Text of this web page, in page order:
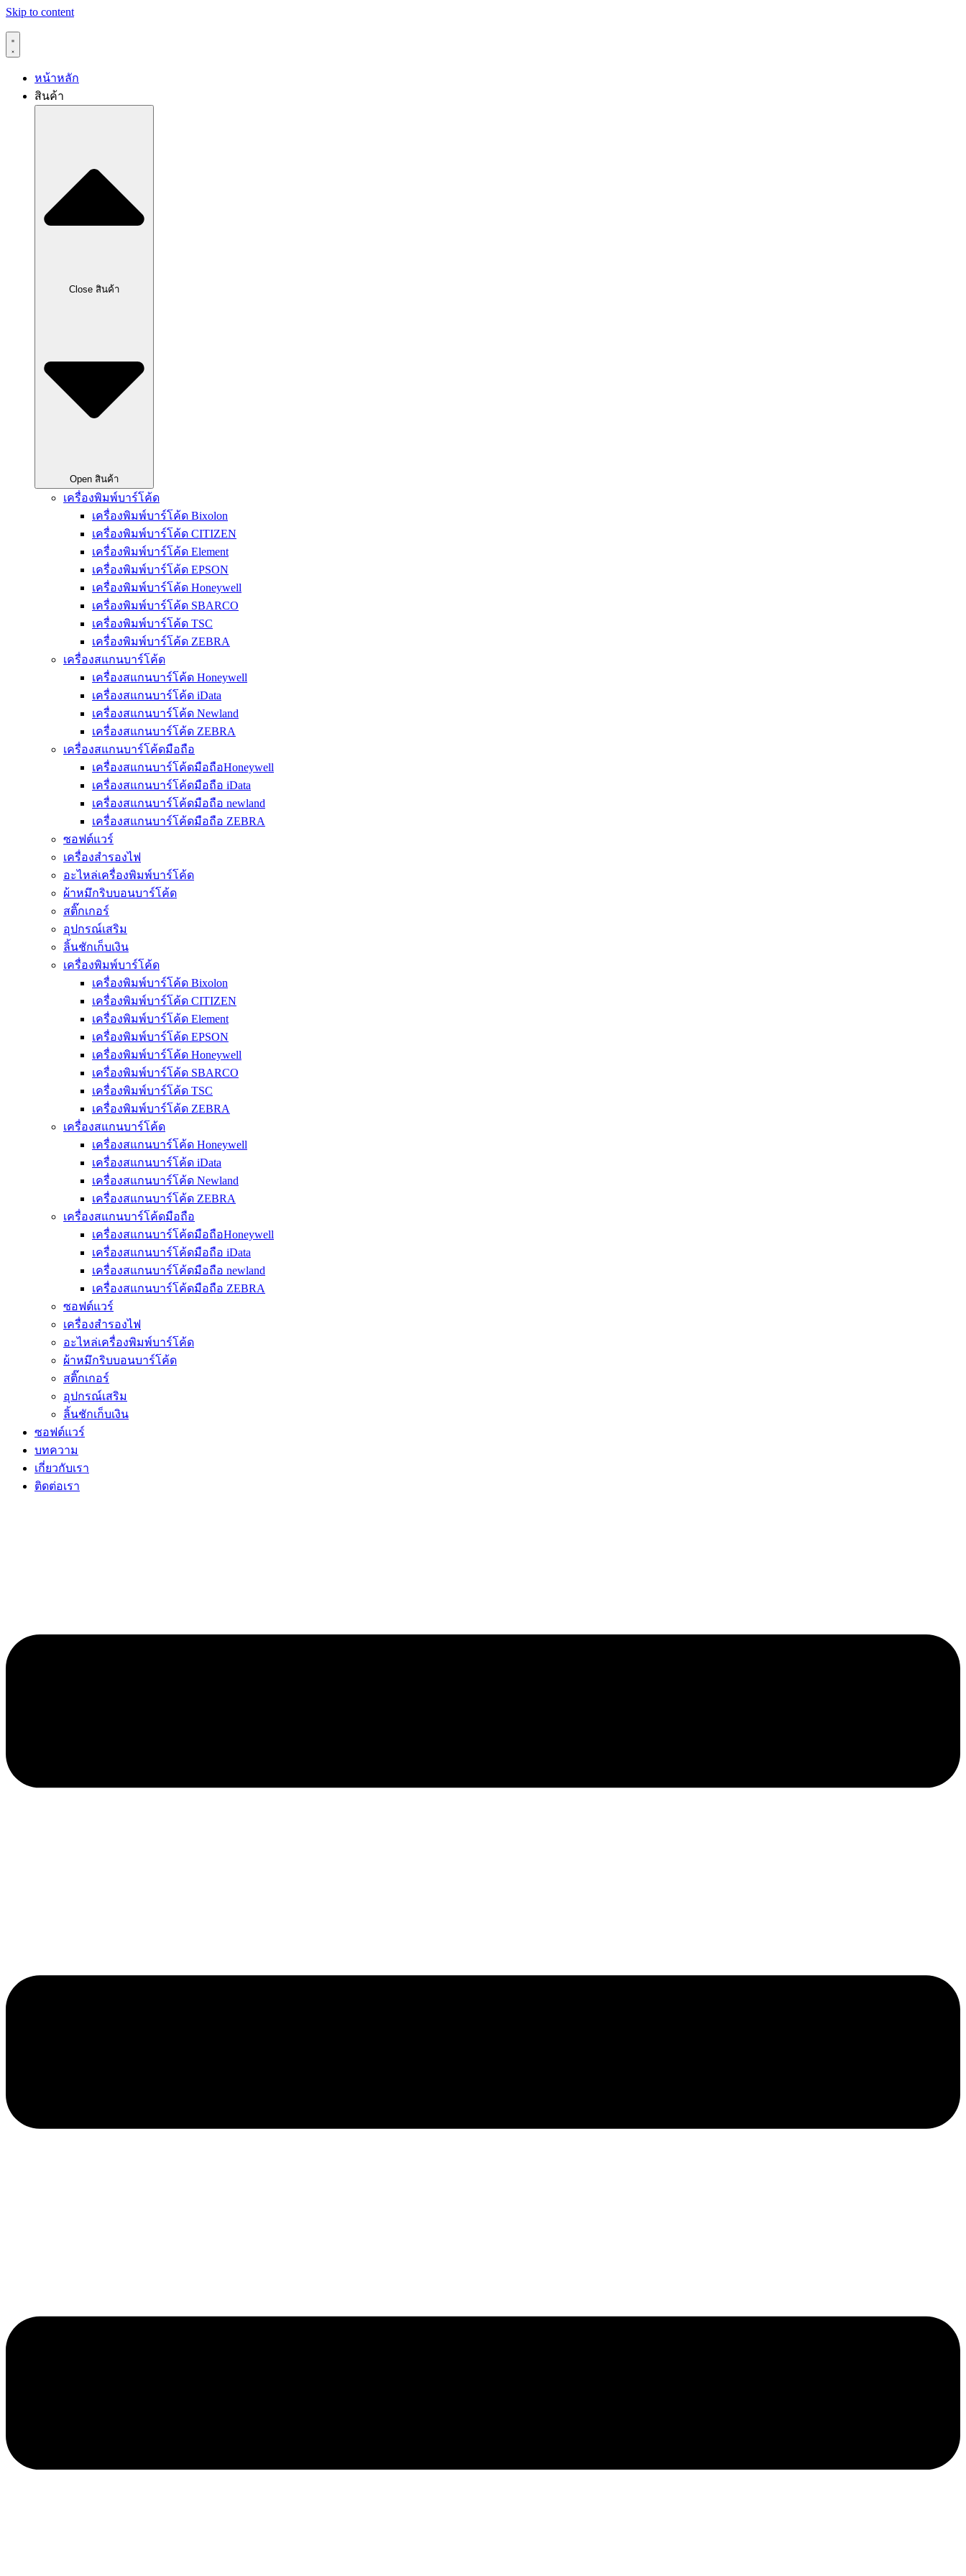
Skip to content
หน้าหลัก
สินค้า
Close สินค้า
Open สินค้า
เครื่องพิมพ์บาร์โค้ด
เครื่องพิมพ์บาร์โค้ด Bixolon
เครื่องพิมพ์บาร์โค้ด CITIZEN
เครื่องพิมพ์บาร์โค้ด Element
เครื่องพิมพ์บาร์โค้ด EPSON
เครื่องพิมพ์บาร์โค้ด Honeywell
เครื่องพิมพ์บาร์โค้ด SBARCO
เครื่องพิมพ์บาร์โค้ด TSC
เครื่องพิมพ์บาร์โค้ด ZEBRA
เครื่องสแกนบาร์โค้ด
เครื่องสแกนบาร์โค้ด Honeywell
เครื่องสแกนบาร์โค้ด iData
เครื่องสแกนบาร์โค้ด Newland
เครื่องสแกนบาร์โค้ด ZEBRA
เครื่องสแกนบาร์โค้ดมือถือ
เครื่องสแกนบาร์โค้ดมือถือHoneywell
เครื่องสแกนบาร์โค้ดมือถือ iData
เครื่องสแกนบาร์โค้ดมือถือ newland
เครื่องสแกนบาร์โค้ดมือถือ ZEBRA
ซอฟต์แวร์
เครื่องสำรองไฟ
อะไหล่เครื่องพิมพ์บาร์โค้ด
ผ้าหมึกริบบอนบาร์โค้ด
สติ๊กเกอร์
อุปกรณ์เสริม
ลิ้นชักเก็บเงิน
เครื่องพิมพ์บาร์โค้ด
เครื่องพิมพ์บาร์โค้ด Bixolon
เครื่องพิมพ์บาร์โค้ด CITIZEN
เครื่องพิมพ์บาร์โค้ด Element
เครื่องพิมพ์บาร์โค้ด EPSON
เครื่องพิมพ์บาร์โค้ด Honeywell
เครื่องพิมพ์บาร์โค้ด SBARCO
เครื่องพิมพ์บาร์โค้ด TSC
เครื่องพิมพ์บาร์โค้ด ZEBRA
เครื่องสแกนบาร์โค้ด
เครื่องสแกนบาร์โค้ด Honeywell
เครื่องสแกนบาร์โค้ด iData
เครื่องสแกนบาร์โค้ด Newland
เครื่องสแกนบาร์โค้ด ZEBRA
เครื่องสแกนบาร์โค้ดมือถือ
เครื่องสแกนบาร์โค้ดมือถือHoneywell
เครื่องสแกนบาร์โค้ดมือถือ iData
เครื่องสแกนบาร์โค้ดมือถือ newland
เครื่องสแกนบาร์โค้ดมือถือ ZEBRA
ซอฟต์แวร์
เครื่องสำรองไฟ
อะไหล่เครื่องพิมพ์บาร์โค้ด
ผ้าหมึกริบบอนบาร์โค้ด
สติ๊กเกอร์
อุปกรณ์เสริม
ลิ้นชักเก็บเงิน
ซอฟต์แวร์
บทความ
เกี่ยวกับเรา
ติดต่อเรา